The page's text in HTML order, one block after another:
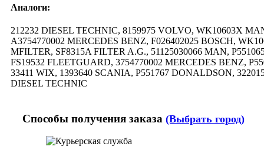
Аналоги:
212232 DIESEL TECHNIC, 8159975 VOLVO, WK10603X
A3754770002 MERCEDES BENZ, F026402025 BOSCH,
MFILTER, SF8315A FILTER A.G., 51125030066 MAN,
FS19532 FLEETGUARD, 3754770002 MERCEDES BENZ,
33411 WIX, 1393640 SCANIA, P551767 DONALDSON,
DIESEL TECHNIC
Способы получения заказа (Выбрать город)